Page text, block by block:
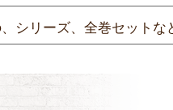
シリーズ、全巻セットな